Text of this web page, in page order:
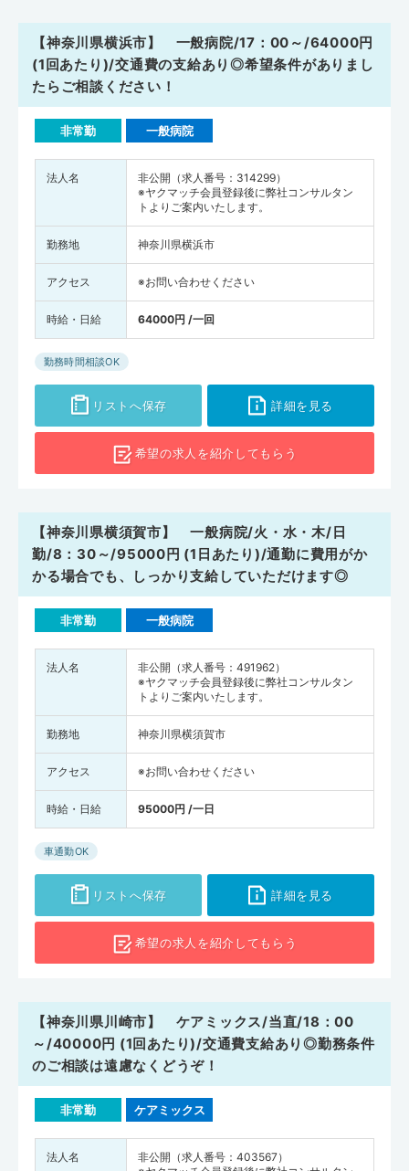
【神奈川県横浜市】 一般病院/17：00～/64000円
(1回あたり)/交通費の支給あり◎希望条件がありまし
たらご相談ください！
非常勤 一般病院
法人名
非公開（求人番号：314299）
※ヤクマッチ会員登録後に弊社コンサルタン
トよりご案内いたします。
勤務地 神奈川県横浜市
アクセス ※お問い合わせください
時給・日給 64000円 /一回
勤務時間相談OK
リストへ保存 詳細を見る
希望の求人を紹介してもらう
【神奈川県横須賀市】 一般病院/火・水・木/日
勤/8：30～/95000円 (1日あたり)/通勤に費用がか
かる場合でも、しっかり支給していただけます◎
非常勤 一般病院
法人名
非公開（求人番号：491962）
※ヤクマッチ会員登録後に弊社コンサルタン
トよりご案内いたします。
勤務地 神奈川県横須賀市
アクセス ※お問い合わせください
時給・日給 95000円 /一日
車通勤OK
リストへ保存 詳細を見る
希望の求人を紹介してもらう
【神奈川県川崎市】 ケアミックス/当直/18：00
～/40000円 (1回あたり)/交通費支給あり◎勤務条件
のご相談は遠慮なくどうぞ！
非常勤 ケアミックス
法人名
非公開（求人番号：403567）